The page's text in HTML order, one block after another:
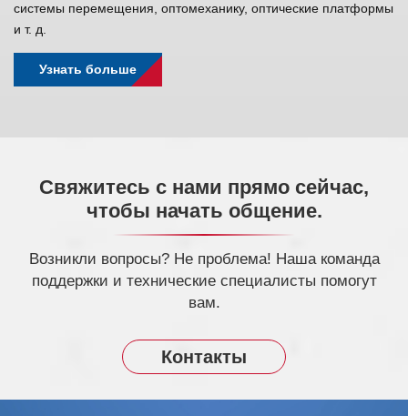
системы перемещения, оптомеханику, оптические платформы
и т. д.
Узнать больше
Свяжитесь с нами прямо сейчас,
чтобы начать общение.
Возникли вопросы? Не проблема! Наша команда
поддержки и технические специалисты помогут
вам.
Контакты